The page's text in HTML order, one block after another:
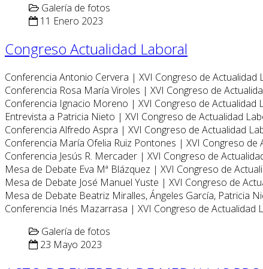
Galería de fotos
11 Enero 2023
Congreso Actualidad Laboral
Conferencia Antonio Cervera | XVI Congreso de Actualidad
Conferencia Rosa María Viroles | XVI Congreso de
Conferencia Ignacio Moreno | XVI Congreso de Actualidad
Entrevista a Patricia Nieto | XVI Congreso de Actualidad
Conferencia Alfredo Aspra | XVI Congreso de Actualidad
Conferencia María Ofelia Ruiz Pontones | XVI Congreso de
Conferencia Jesús R. Mercader | XVI Congreso de
Mesa de Debate Eva Mª Blázquez | XVI Congreso de
Mesa de Debate José Manuel Yuste | XVI Congreso de
Mesa de Debate Beatriz Miralles, Ángeles García, Patricia
Conferencia Inés Mazarrasa | XVI Congreso de Actualidad
Galería de fotos
23 Mayo 2023